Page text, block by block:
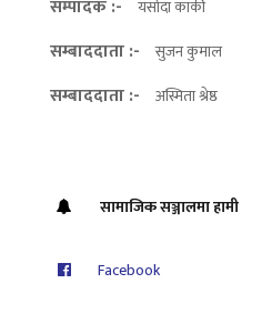
सम्पादक :- यसोदा कार्की
सम्बाददाता :- सुजन कुमाल
सम्बाददाता :- अस्मिता श्रेष्ठ
सामाजिक सञ्जालमा हामी
Facebook